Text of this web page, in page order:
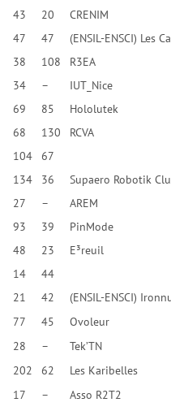
43 20
CRENIM
47 47
(ENSIL-ENSCI) Les
38 108
R3EA
34 –
IUT_Nice
69 85
Hololutek
68 130
RCVA
104
67
134 36
Supaero Robotik
27 –
AREM
93
39
PinMode
48 23
E³reuil
14
44
21 42
(ENSIL-ENSCI)
77 45
Ovoleur
28
–
Tek’TN
202 62
Les Karibelles
17 –
Asso R2T2